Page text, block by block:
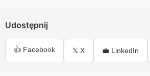
Udostępnij
👍 Facebook 𝕏 X 💼 LinkedIn